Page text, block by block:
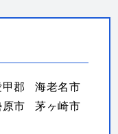
郡
海老名市
市
茅ヶ崎市